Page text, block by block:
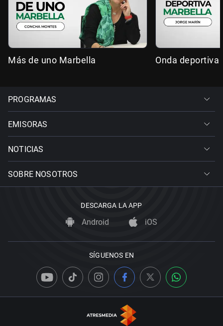
Más de uno Marbella Onda deportiva
PROGRAMAS
EMISORAS
NOTICIAS
SOBRE NOSOTROS
DESCARGA LA APP
Android iOS
SÍGUENOS EN